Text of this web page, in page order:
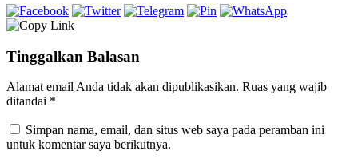
Tinggalkan Balasan
Alamat email Anda tidak akan dipublikasikan. Ruas yang wajib
ditandai *
Simpan nama, email, dan situs web saya pada peramban ini
untuk komentar saya berikutnya.